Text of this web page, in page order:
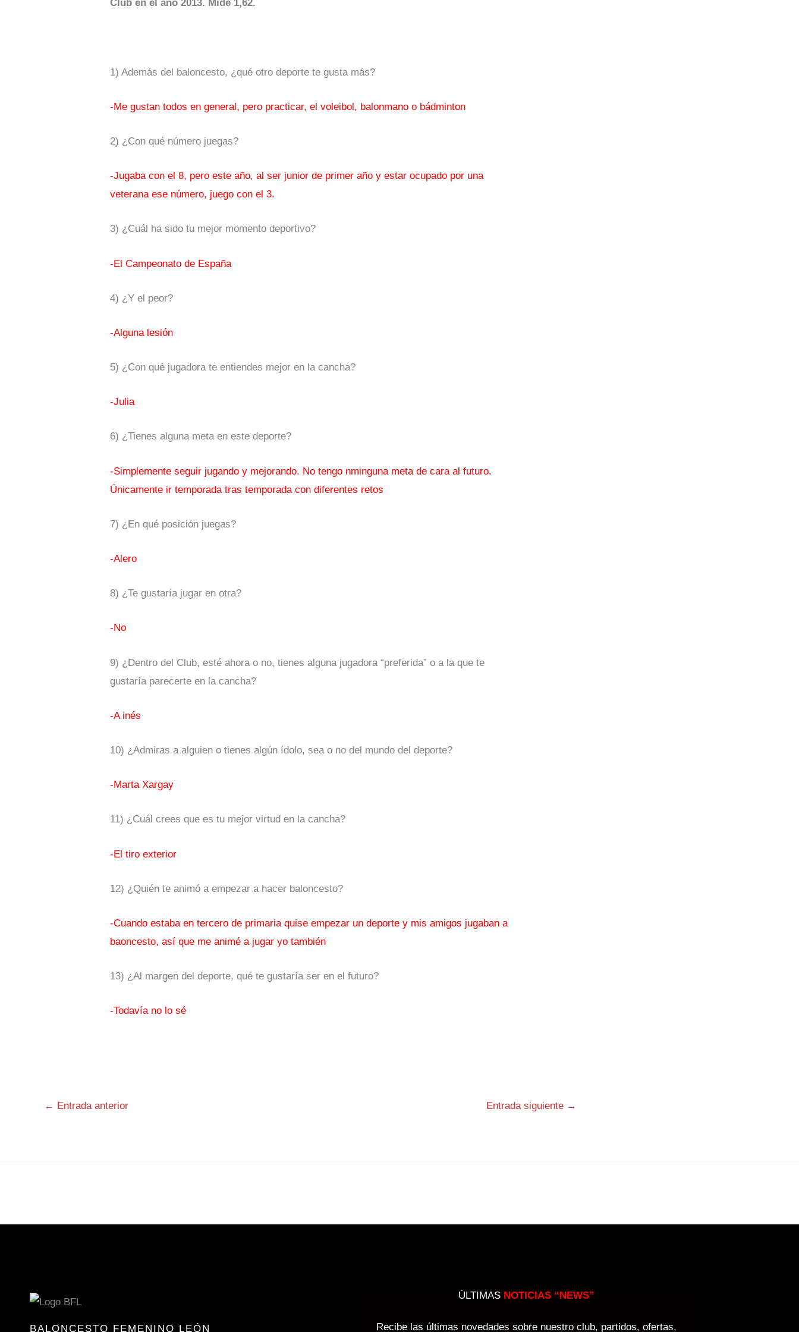
Club en el año 2013. Mide 1,62.
1) Además del baloncesto, ¿qué otro deporte te gusta más?
-Me gustan todos en general, pero practicar, el voleibol, balonmano o bádminton
2) ¿Con qué número juegas?
-Jugaba con el 8, pero este año, al ser junior de primer año y estar ocupado por una
veterana ese número, juego con el 3.
3) ¿Cuál ha sido tu mejor momento deportivo?
-El Campeonato de España
4) ¿Y el peor?
-Alguna lesión
5) ¿Con qué jugadora te entiendes mejor en la cancha?
-Julia
6) ¿Tienes alguna meta en este deporte?
-Simplemente seguir jugando y mejorando. No tengo nminguna meta de cara al futuro.
Únicamente ir temporada tras temporada con diferentes retos
7) ¿En qué posición juegas?
-Alero
8) ¿Te gustaría jugar en otra?
-No
9) ¿Dentro del Club, esté ahora o no, tienes alguna jugadora “preferida” o a la que te
gustaría parecerte en la cancha?
-A inés
10) ¿Admiras a alguien o tienes algún ídolo, sea o no del mundo del deporte?
-Marta Xargay
11) ¿Cuál crees que es tu mejor virtud en la cancha?
-El tiro exterior
12) ¿Quién te animó a empezar a hacer baloncesto?
-Cuando estaba en tercero de primaria quise empezar un deporte y mis amigos jugaban a
baoncesto, así que me animé a jugar yo también
13) ¿Al margen del deporte, qué te gustaría ser en el futuro?
-Todavía no lo sé
← Entrada anterior Entrada siguiente →
BALONCESTO FEMENINO LEÓN
ÚLTIMAS NOTICIAS “NEWS”
Recibe las últimas novedades sobre nuestro club, partidos, ofertas,